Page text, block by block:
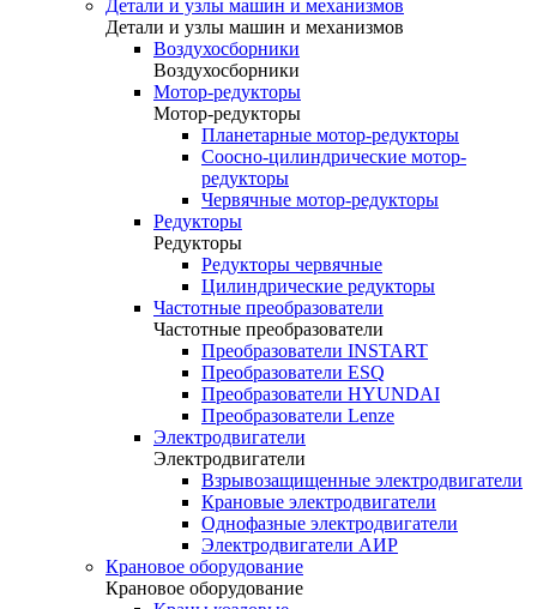
Детали и узлы машин и механизмов
Детали и узлы машин и механизмов
Воздухосборники
Воздухосборники
Мотор-редукторы
Мотор-редукторы
Планетарные мотор-редукторы
Соосно-цилиндрические мотор-
редукторы
Червячные мотор-редукторы
Редукторы
Редукторы
Редукторы червячные
Цилиндрические редукторы
Частотные преобразователи
Частотные преобразователи
Преобразователи INSTART
Преобразователи ESQ
Преобразователи HYUNDAI
Преобразователи Lenze
Электродвигатели
Электродвигатели
Взрывозащищенные электродвигатели
Крановые электродвигатели
Однофазные электродвигатели
Электродвигатели АИР
Крановое оборудование
Крановое оборудование